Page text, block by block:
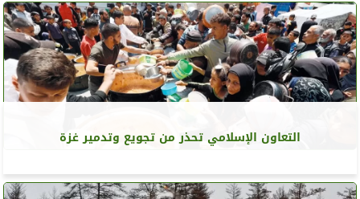
التعاون الإسلامي تحذر من تجويع وتدمير غزة